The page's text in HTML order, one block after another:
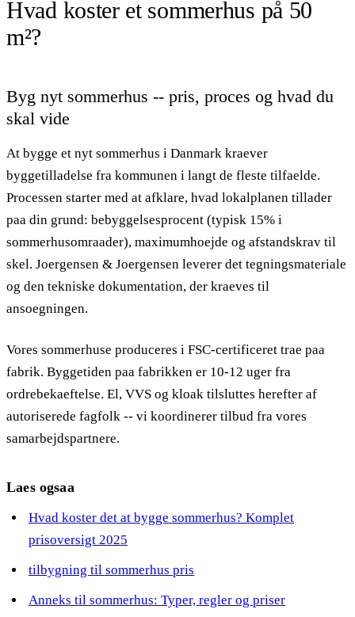
Hvad koster et sommerhus på 50
m²?
Byg nyt sommerhus -- pris, proces og hvad du
skal vide
At bygge et nyt sommerhus i Danmark kraever
byggetilladelse fra kommunen i langt de fleste tilfaelde.
Processen starter med at afklare, hvad lokalplanen tillader
paa din grund: bebyggelsesprocent (typisk 15% i
sommerhusomraader), maximumhoejde og afstandskrav til
skel. Joergensen & Joergensen leverer det tegningsmateriale
og den tekniske dokumentation, der kraeves til
ansoegningen.
Vores sommerhuse produceres i FSC-certificeret trae paa
fabrik. Byggetiden paa fabrikken er 10-12 uger fra
ordrebekaeftelse. El, VVS og kloak tilsluttes herefter af
autoriserede fagfolk -- vi koordinerer tilbud fra vores
samarbejdspartnere.
Laes ogsaa
Hvad koster det at bygge sommerhus? Komplet
prisoversigt 2025
tilbygning til sommerhus pris
Anneks til sommerhus: Typer, regler og priser